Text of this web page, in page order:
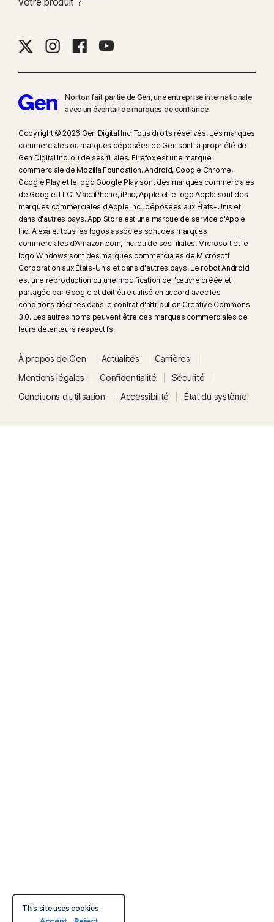
Norton fait partie de Gen, une entreprise internationale
avec un éventail de marques de confiance.​
Copyright © 2026 Gen Digital Inc. Tous droits réservés. Les marques
commerciales ou marques déposées de Gen sont la propriété de
Gen Digital Inc. ou de ses filiales. Firefox est une marque
commerciale de Mozilla Foundation. Android, Google Chrome,
Google Play et le logo Google Play sont des marques commerciales
de Google, LLC. Mac, iPhone, iPad, Apple et le logo Apple sont des
marques commerciales d'Apple Inc., déposées aux États-Unis et
dans d'autres pays. App Store est une marque de service d'Apple
Inc. Alexa et tous les logos associés sont des marques
commerciales d'Amazon.com, Inc. ou de ses filiales. Microsoft et le
logo Windows sont des marques commerciales de Microsoft
Corporation aux États-Unis et dans d'autres pays. Le robot Android
est une reproduction ou une modification de l'œuvre créée et
partagée par Google et doit être utilisé en accord avec les
conditions décrites dans le contrat d'attribution Creative Commons
3.0. Les autres noms peuvent être des marques commerciales de
leurs détenteurs respectifs.
À propos de Gen Actualités
Carrières
Mentions légales
Confidentialité
Sécurité
Conditions d'utilisation
Accessibilité État du système
This site uses cookies